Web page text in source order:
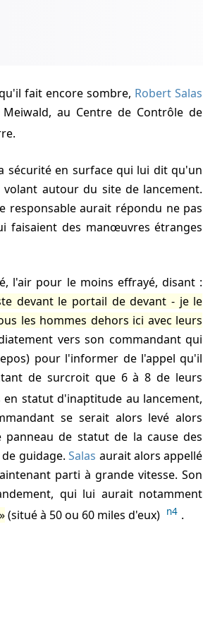
fait encore sombre, Robert Salas
au Centre de Contrôle de
sécurité en surface qui lui dit qu'un
autour du site de lancement.
responsable aurait répondu ne pas
faisaient des manœuvres étranges
l'air pour le moins effrayé, disant :
devant le portail de devant - je le
les hommes dehors ici avec leurs
vers son commandant qui
pour l'informer de l'appel qu'il
de surcroit que 6 à 8 de leurs
statut d'inaptitude au lancement,
se serait alors levé alors
de statut de la cause des
de guidage.Salas aurait alors appellé
parti à grande vitesse. Son
qui lui aurait notamment
(situé à 50 ou 60 miles d'eux) n4 .